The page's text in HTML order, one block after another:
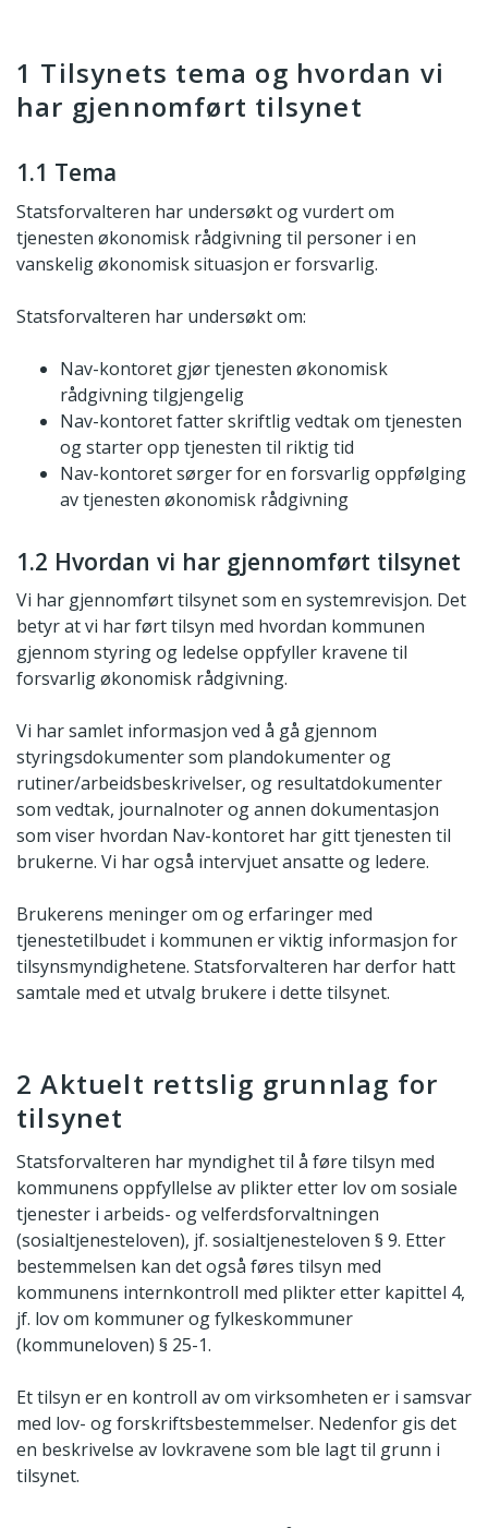
1 Tilsynets tema og hvordan vi
har gjennomført tilsynet
1.1 Tema
Statsforvalteren har undersøkt og vurdert om
tjenesten økonomisk rådgivning til personer i en
vanskelig økonomisk situasjon er forsvarlig.
Statsforvalteren har undersøkt om:
Nav-kontoret gjør tjenesten økonomisk
rådgivning tilgjengelig
Nav-kontoret fatter skriftlig vedtak om tjenesten
og starter opp tjenesten til riktig tid
Nav-kontoret sørger for en forsvarlig oppfølging
av tjenesten økonomisk rådgivning
1.2 Hvordan vi har gjennomført tilsynet
Vi har gjennomført tilsynet som en systemrevisjon. Det
betyr at vi har ført tilsyn med hvordan kommunen
gjennom styring og ledelse oppfyller kravene til
forsvarlig økonomisk rådgivning.
Vi har samlet informasjon ved å gå gjennom
styringsdokumenter som plandokumenter og
rutiner/arbeidsbeskrivelser, og resultatdokumenter
som vedtak, journalnoter og annen dokumentasjon
som viser hvordan Nav-kontoret har gitt tjenesten til
brukerne. Vi har også intervjuet ansatte og ledere.
Brukerens meninger om og erfaringer med
tjenestetilbudet i kommunen er viktig informasjon for
tilsynsmyndighetene. Statsforvalteren har derfor hatt
samtale med et utvalg brukere i dette tilsynet.
2 Aktuelt rettslig grunnlag for
tilsynet
Statsforvalteren har myndighet til å føre tilsyn med
kommunens oppfyllelse av plikter etter lov om sosiale
tjenester i arbeids- og velferdsforvaltningen
(sosialtjenesteloven), jf. sosialtjenesteloven § 9. Etter
bestemmelsen kan det også føres tilsyn med
kommunens internkontroll med plikter etter kapittel 4,
jf. lov om kommuner og fylkeskommuner
(kommuneloven) § 25-1.
Et tilsyn er en kontroll av om virksomheten er i samsvar
med lov- og forskriftsbestemmelser. Nedenfor gis det
en beskrivelse av lovkravene som ble lagt til grunn i
tilsynet.